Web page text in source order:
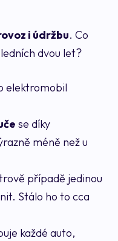
i údržbu. Co
dvou let?
elektromobil
se díky
méně než u
případě jedinou
Stálo ho to cca
každé auto,